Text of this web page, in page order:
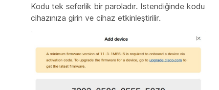
Kodu tek seferlik bir paroladır. Istendiğinde kodu
cihazınıza girin ve cihaz etkinleştirilir.